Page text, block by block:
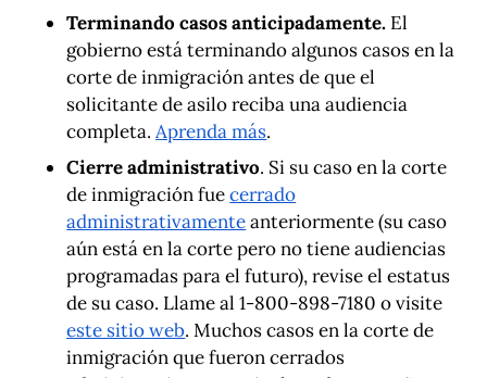
Terminando casos anticipadamente. El
gobierno está terminando algunos casos en la
corte de inmigración antes de que el
solicitante de asilo reciba una audiencia
completa.Aprenda más.
Cierre administrativo. Si su caso en la corte
de inmigración fuecerrado
administrativamenteanteriormente (su caso
aún está en la corte pero no tiene audiencias
programadas para el futuro), revise el estatus
de su caso. Llame al 1-800-898-7180 o visite
este sitio web. Muchos casos en la corte de
inmigración que fueron cerrados